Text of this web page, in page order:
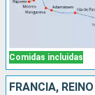
Comidas incluidas
FRANCIA,